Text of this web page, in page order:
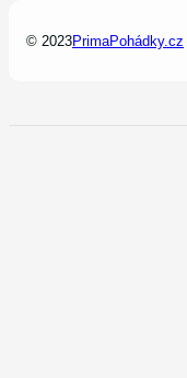
© 2023PrimaPohádky.cz